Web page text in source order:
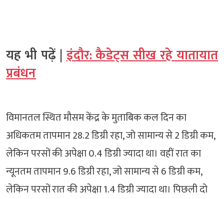
यह भी पढ़ें |इंदौर: कैडेट्स सीख रहे यातायात
प्रबंधन
विमानतल स्थित मौसम केंद्र के मुताबिक कल दिन का
अधिकतम तापमान 28.2 डिग्री रहा, जो सामान्य से 2 डिग्री कम,
लेकिन परसों की अपेक्षा 0.4 डिग्री ज्यादा था। वहीं रात का
न्यूनतम तापमान 9.6 डिग्री रहा, जो सामान्य से 6 डिग्री कम,
लेकिन परसों रात की अपेक्षा 1.4 डिग्री ज्यादा था। पिछली दो